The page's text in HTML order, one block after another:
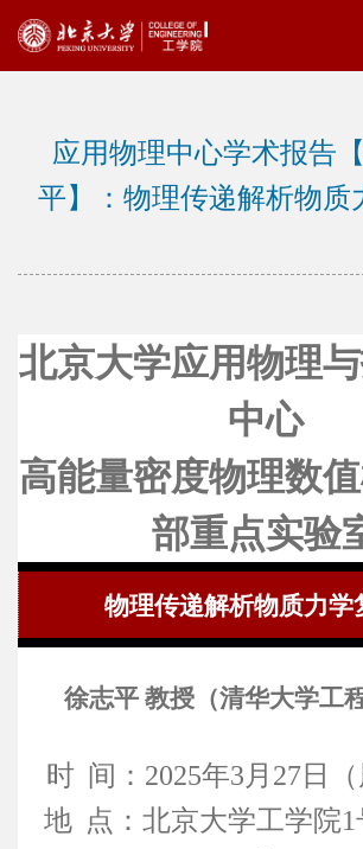
应用物理中心学术报告
平】：物理传递解析物质
北京大学应用物理
中心
高能量密度物理数
部重点实验
物理传递解析物质力学
徐志平 教授（清华大学工
时 间：2025年3月27日
地 点：北京大学工学院1